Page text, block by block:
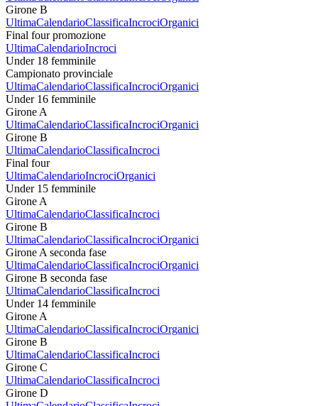
Girone B
UltimaCalendarioClassificaIncrociOrganici
Final four promozione
UltimaCalendarioIncroci
Under 18 femminile
Campionato provinciale
UltimaCalendarioClassificaIncrociOrganici
Under 16 femminile
Girone A
UltimaCalendarioClassificaIncrociOrganici
Girone B
UltimaCalendarioClassificaIncroci
Final four
UltimaCalendarioIncrociOrganici
Under 15 femminile
Girone A
UltimaCalendarioClassificaIncroci
Girone B
UltimaCalendarioClassificaIncrociOrganici
Girone A seconda fase
UltimaCalendarioClassificaIncrociOrganici
Girone B seconda fase
UltimaCalendarioClassificaIncroci
Under 14 femminile
Girone A
UltimaCalendarioClassificaIncrociOrganici
Girone B
UltimaCalendarioClassificaIncroci
Girone C
UltimaCalendarioClassificaIncroci
Girone D